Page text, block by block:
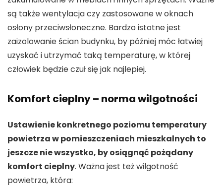
są także wentylacja czy zastosowane w oknach
osłony przeciwsłoneczne. Bardzo istotne jest
zaizolowanie ścian budynku, by później móc łatwiej
uzyskać i utrzymać taką temperaturę, w której
człowiek będzie czuł się jak najlepiej.
Komfort cieplny – norma wilgotności
Ustawienie konkretnego poziomu temperatury
powietrza w pomieszczeniach mieszkalnych to
jeszcze nie wszystko, by osiągnąć pożądany
komfort cieplny. Ważna jest też wilgotność
powietrza, która: